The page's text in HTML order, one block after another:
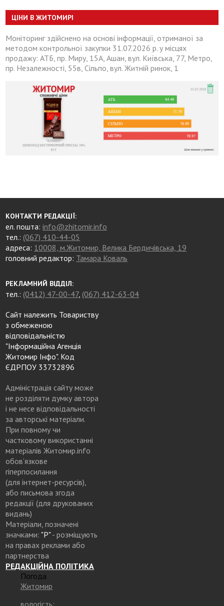
ЦІНИ В ЖИТОМИРІ
Моніторинг здійснено на основі інформації, отриманої за
методом контрольної закупки 31.07.2026 р. у місцях
продажу: АТБ, пр. Миру, 15А, Ашан, вул. Київська, 77, Метро,
пр. Незалежності, 55в, Сільпо, вул. Житній ринок, 1
КОНТАКТИ РЕДАКЦІЇ:
ел. пошта:info@zhitomir.info
тел.: (067) 410-44-05
адреса: 10008, м.Житомир, Велика Бердичівська, 19
головний редактор: Тамара Коваль
РЕКЛАМНИЙ ВІДДІЛ:
тел.: (0412) 47-00-47, (067) 412-63-04
Сайт належить Товариству
з обмеженою
відповідальністю
"Інформаційна Агенція
Житомир Інфо". Код
ЄДРПОУ 33732896
Адміністрація сайту може
не розділяти думку автора
і не несе відповідальності
за авторські матеріали.
При повному чи
частковому використанні
матеріалів Житомир.info
обов’язкове
гіперпосилання
(для інтернет-ресурсів),
або письмова згода
редакції (для друкованих
видань)
Матеріали, позначені
значками: "Р"- розміщують
на правах реклами або
партнерства
РЕДАКЦІЙНА ПОЛІТИКА
Погода
Житомир
вологість: